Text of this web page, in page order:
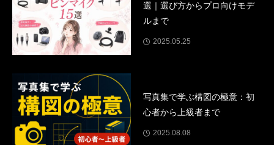
選｜選び方からプロ向けモデ
ルまで
2025.05.25
写真集で学ぶ構図の極意：初
心者から上級者まで
2025.08.08